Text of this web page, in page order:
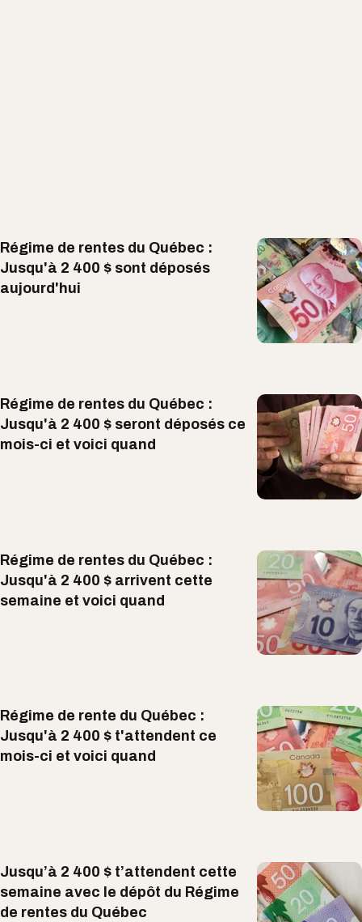
Régime de rentes du Québec :
Jusqu'à 2 400 $ sont déposés
aujourd'hui
Régime de rentes du Québec :
Jusqu'à 2 400 $ seront déposés ce
mois-ci et voici quand
Régime de rentes du Québec :
Jusqu'à 2 400 $ arrivent cette
semaine et voici quand
Régime de rente du Québec :
Jusqu'à 2 400 $ t'attendent ce
mois-ci et voici quand
Jusqu’à 2 400 $ t’attendent cette
semaine avec le dépôt du Régime
de rentes du Québec